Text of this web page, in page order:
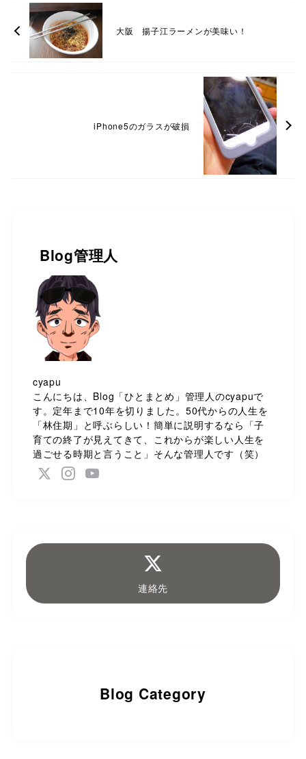
大阪 揚子江ラーメンが美味い！
iPhone5のガラスが破損
Blog管理人
cyapu
こんにちは、Blog「ひとまとめ」管理人のcyapuで
す。定年まで10年を切りました。50代からの人生を
「林住期」と呼ぶらしい！簡単に説明するなら「子
育ての終了が見えてきて、これからが楽しい人生を
過ごせる時期と言うこと」そんな管理人です（笑）
連絡先
Blog Category